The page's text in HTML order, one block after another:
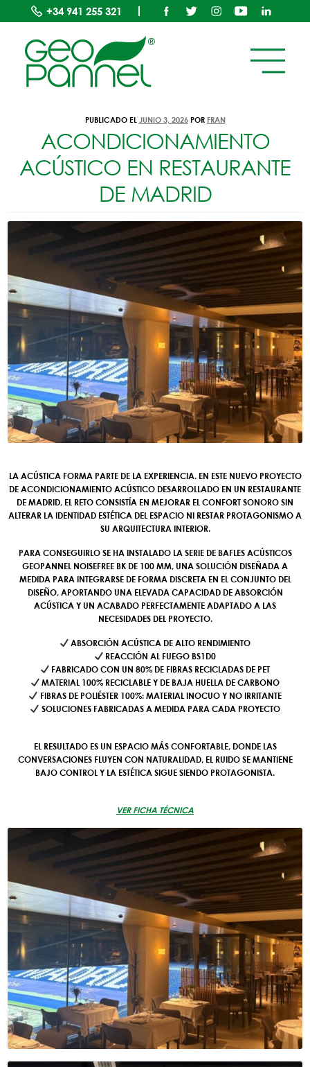
+34 941 255 321
PUBLICADO EL JUNIO 3, 2026 POR FRAN
ACONDICIONAMIENTO
ACÚSTICO EN RESTAURANTE
DE MADRID
LA ACÚSTICA FORMA PARTE DE LA EXPERIENCIA. EN ESTE NUEVO PROYECTO
DE ACONDICIONAMIENTO ACÚSTICO DESARROLLADO EN UN RESTAURANTE
DE MADRID, EL RETO CONSISTÍA EN MEJORAR EL CONFORT SONORO SIN
ALTERAR LA IDENTIDAD ESTÉTICA DEL ESPACIO NI RESTAR PROTAGONISMO A
SU ARQUITECTURA INTERIOR.
PARA CONSEGUIRLO SE HA INSTALADO LA SERIE DE BAFLES ACÚSTICOS
GEOPANNEL NOISEFREE BK DE 100 MM, UNA SOLUCIÓN DISEÑADA A
MEDIDA PARA INTEGRARSE DE FORMA DISCRETA EN EL CONJUNTO DEL
DISEÑO, APORTANDO UNA ELEVADA CAPACIDAD DE ABSORCIÓN
ACÚSTICA Y UN ACABADO PERFECTAMENTE ADAPTADO A LAS
NECESIDADES DEL PROYECTO.
ABSORCIÓN ACÚSTICA DE ALTO RENDIMIENTO
REACCIÓN AL FUEGO BS1D0
FABRICADO CON UN 80% DE FIBRAS RECICLADAS DE PET
MATERIAL 100% RECICLABLE Y DE BAJA HUELLA DE CARBONO
FIBRAS DE POLIÉSTER 100%: MATERIAL INOCUO Y NO IRRITANTE
SOLUCIONES FABRICADAS A MEDIDA PARA CADA PROYECTO
EL RESULTADO ES UN ESPACIO MÁS CONFORTABLE, DONDE LAS
CONVERSACIONES FLUYEN CON NATURALIDAD, EL RUIDO SE MANTIENE
BAJO CONTROL Y LA ESTÉTICA SIGUE SIENDO PROTAGONISTA.
VER FICHA TÉCNICA